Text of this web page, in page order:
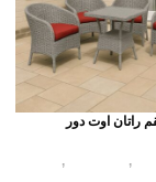
راتان اوت دور
دور, أطقم راتان,